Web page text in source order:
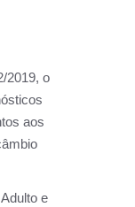
2019, o
aos
e